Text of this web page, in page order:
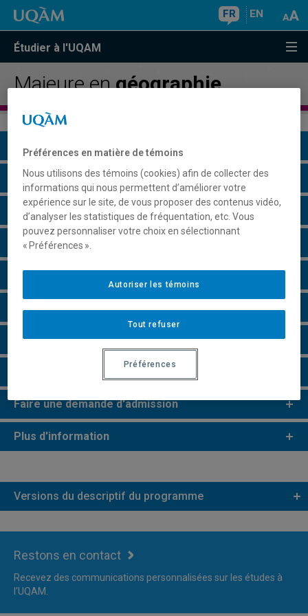
FR EN
Étudier à l'UQAM
Majeure engéographie
Présentation du programme
Conditions d'admission
Cours à suivre et horaires
Grille de cheminement
Particularités
Perspectives professionnelles
Études de 2 et 3 cycles
Remarques et règlements
Faire une demande d'admission
Plus d'information
Versions du descriptif du programme
Restons en contact
Recevez des communications personnalisées sur les études à
l'UQAM.
Préférences en matière de témoins
Nous utilisons des témoins (cookies) afin de collecter des
informations qui nous permettent d’améliorer votre
expérience sur le site, de vous proposer des contenus vidéo,
d’analyser les statistiques de fréquentation, etc. Vous
pouvez personnaliser votre choix en sélectionnant
« Préférences ».
Tout refuser
Autoriser les témoins
Préférences